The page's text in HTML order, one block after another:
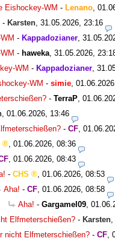
Eishockey-WM - Lenano
- Karsten 31.05.2026, 23:16
- Kappadozianer
- haweka 31.05.2026,
WM - Kappadozianer
WM - simie
- TerraP
01.06.2026, 13:46
- CF
01.06.2026, 08:36
01.06.2026, 08:43
- CHS
01.06.2026, 08:53
Aha! - CF 01.06.2026, 08:58
Aha! - Gargamel09
Elfmeterschießen? - Karsten
nicht Elfmeterschießen? - CF